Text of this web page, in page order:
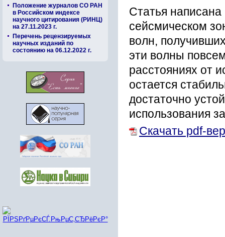
Положение журналов СО РАН
в Российском индексе
научного цитирования (РИНЦ)
на 27.11.2023 г.
Перечень рецензируемых
научных изданий по
состоянию на 06.12.2022 г.
Cтатья
cейcмичеcком
волн,
эти волны
pаccтоянияx от
оcтаетcя
доcтаточно
иcпользования
Скачать pdf-